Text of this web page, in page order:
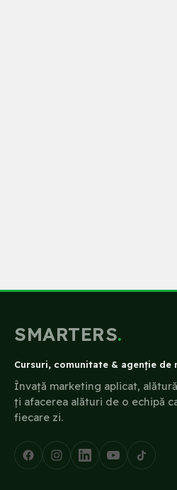
SMARTERS.
Cursuri, comunitate & agenție de
Învață marketing aplicat,
ți afacerea alături de o echipă
fiecare zi.